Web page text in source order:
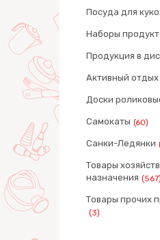
Посуда для
Наборы
Продукция в
Активный отдых
Доски
Самокаты (60)
Санки-Ледянки
Товары
назначения (567)
Товары прочих
(3)